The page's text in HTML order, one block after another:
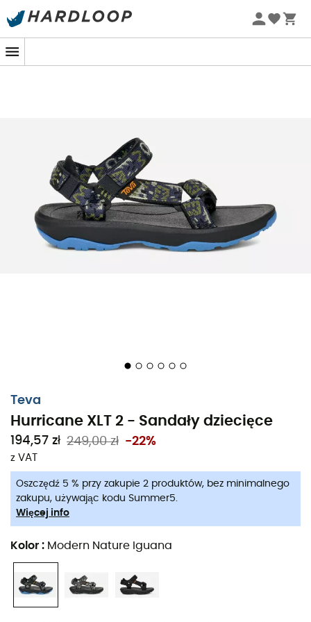
Letnie promocje 🔥 -5% DODATKOWO przy zakupie 2
Teva
Hurricane XLT 2 - Sandały dziecięce
194,57 zł 249,00 zł -22%
z VAT
Oszczędź 5 % przy zakupie 2 produktów, bez minimalnego
zakupu, używając kodu Summer5.
Więcej info
Kolor : Modern Nature Iguana
Nowa sandałyęce Hurricane XLT 2
jest idealna do chodzenia w ciepłe dni. Wyściełana na
pasku na pięcie dla maksymalnego komfortu, jej
podeszwa
gumy Durabrasion Rubber™
również optymalną przyczepność na każdym terenie.